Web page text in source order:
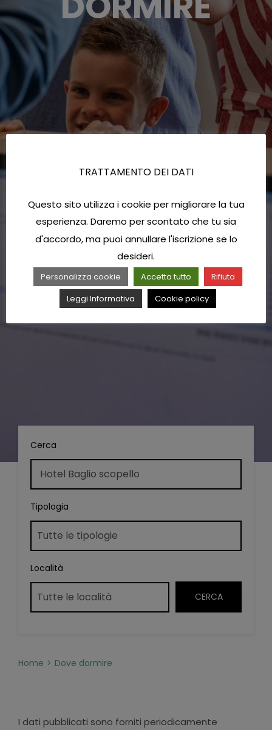
Cerca
Tipologia
Località
Home Dove dormire
I dati pubblicati sono forniti periodicamente
TRATTAMENTO DEI DATI
Questo sito utilizza i cookie per migliorare la tua
esperienza. Daremo per scontato che tu sia
d'accordo, ma puoi annullare l'iscrizione se lo
desideri.
Personalizza cookie Accetta tutto
Rifiuta
Leggi Informativa
Cookie policy